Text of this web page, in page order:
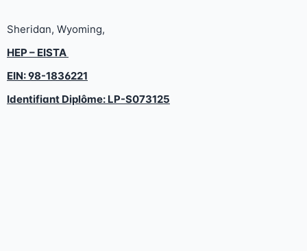
Sheridan, Wyoming,
HEP – EISTA
EIN: 98-1836221
Identifiant Diplôme: LP-S073125